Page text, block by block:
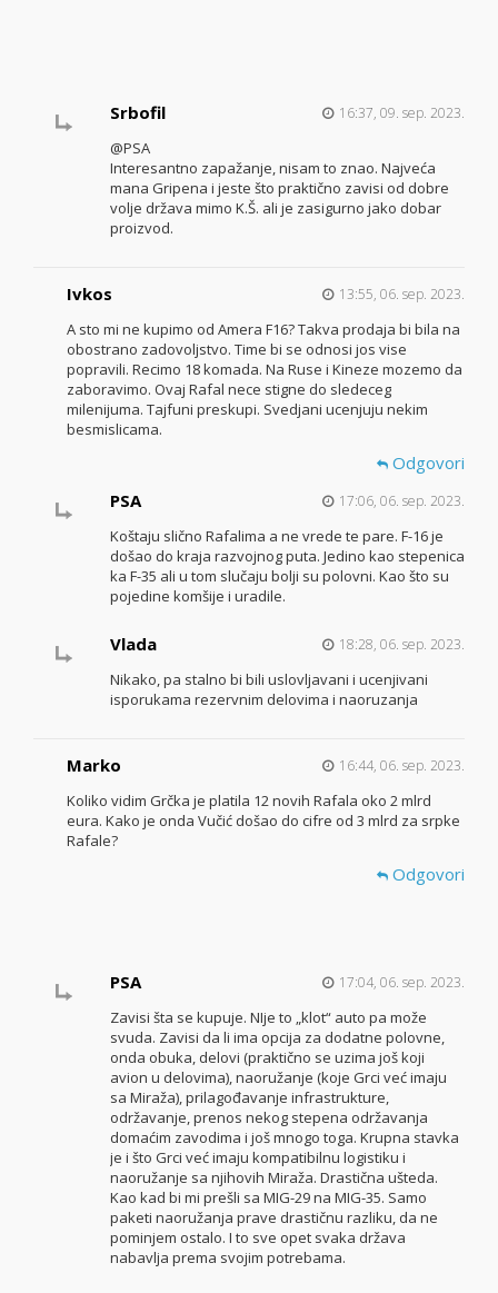
Srbofil 16:37, 09. sep. 2023.
@PSA
Interesantno zapažanje, nisam to znao. Najveća
mana Gripena i jeste što praktično zavisi od dobre
volje država mimo K.Š. ali je zasigurno jako dobar
proizvod.
Ivkos 13:55, 06. sep. 2023.
A sto mi ne kupimo od Amera F16? Takva prodaja bi bila na
obostrano zadovoljstvo. Time bi se odnosi jos vise
popravili. Recimo 18 komada. Na Ruse i Kineze mozemo da
zaboravimo. Ovaj Rafal nece stigne do sledeceg
milenijuma. Tajfuni preskupi. Svedjani ucenjuju nekim
besmislicama.
Odgovori
PSA
17:06, 06. sep. 2023.
Koštaju slično Rafalima a ne vrede te pare. F-16 je
došao do kraja razvojnog puta. Jedino kao stepenica
ka F-35 ali u tom slučaju bolji su polovni. Kao što su
pojedine komšije i uradile.
Vlada 18:28, 06. sep. 2023.
Nikako, pa stalno bi bili uslovljavani i ucenjivani
isporukama rezervnim delovima i naoruzanja
Marko 16:44, 06. sep. 2023.
Koliko vidim Grčka je platila 12 novih Rafala oko 2 mlrd
eura. Kako je onda Vučić došao do cifre od 3 mlrd za srpke
Rafale?
Odgovori
PSA 17:04, 06. sep. 2023.
Zavisi šta se kupuje. NIje to „klot“ auto pa može
svuda. Zavisi da li ima opcija za dodatne polovne,
onda obuka, delovi (praktično se uzima još koji
avion u delovima), naoružanje (koje Grci već imaju
sa Miraža), prilagođavanje infrastrukture,
održavanje, prenos nekog stepena održavanja
domaćim zavodima i još mnogo toga. Krupna stavka
je i što Grci već imaju kompatibilnu logistiku i
naoružanje sa njihovih Miraža. Drastična ušteda.
Kao kad bi mi prešli sa MIG-29 na MIG-35. Samo
paketi naoružanja prave drastičnu razliku, da ne
pominjem ostalo. I to sve opet svaka država
nabavlja prema svojim potrebama.